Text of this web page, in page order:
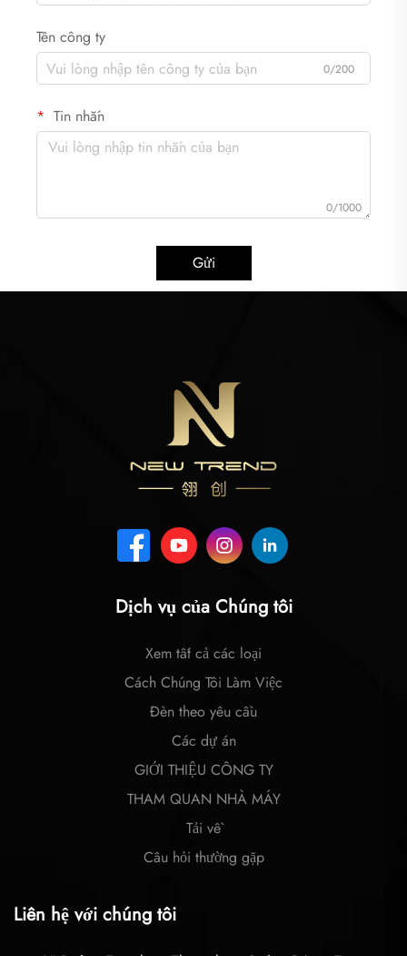
Tên công ty
0/200
Tin nhắn
0/1000
Gửi
Dịch vụ của Chúng tôi
Xem tất cả các loại
Cách Chúng Tôi Làm Việc
Đèn theo yêu cầu
Các dự án
GIỚI THIỆU CÔNG TY
THAM QUAN NHÀ MÁY
Tải về
Câu hỏi thường gặp
Liên hệ với chúng tôi